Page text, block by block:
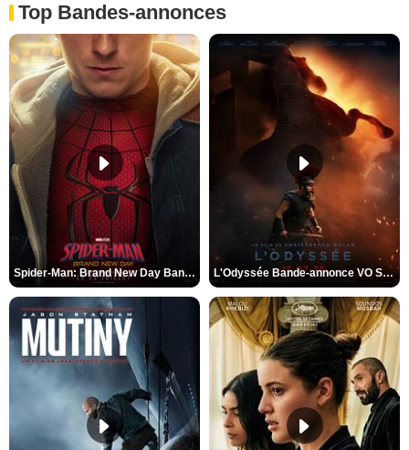
Top Bandes-annonces
Spider-Man: Brand New Day Bande-annonce VO STFR L'Odyssée Bande-annonce VO STFR